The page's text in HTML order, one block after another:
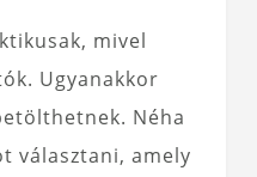
mivel
Ugyanakkor
Néha
választani, amely